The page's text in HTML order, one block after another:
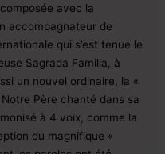
avec la
accompagnateur de
qui s’est tenue le
Sagrada Familia, à
un nouvel ordinaire, la «
Père chanté dans sa
à 4 voix, comme la
du magnifique «